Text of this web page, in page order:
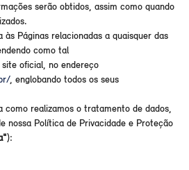
serão obtidos, assim como quando
Páginas relacionadas a quaisquer das
como tal
oficial, no endereço
, englobando todos os seus
como realizamos o tratamento de dados,
nossa Política de Privacidade e Proteção
):